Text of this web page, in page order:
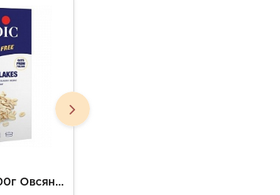
Хлопья Нордик 500г Овсяные крупные б/глютена